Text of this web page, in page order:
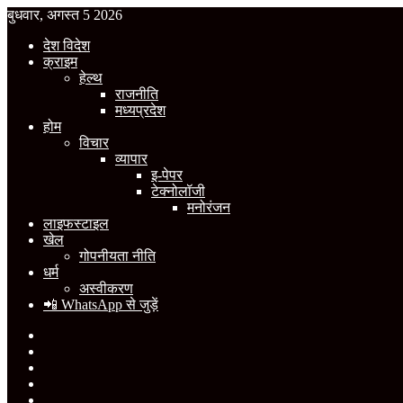
बुधवार, अगस्त 5 2026
देश विदेश
क्राइम
हेल्थ
राजनीति
मध्यप्रदेश
होम
विचार
व्यापार
इ-पेपर
टेक्नोलॉजी
मनोरंजन
लाइफस्टाइल
खेल
गोपनीयता नीति
धर्म
अस्वीकरण
📲 WhatsApp से जुड़ें